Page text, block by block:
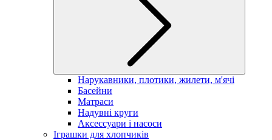
Нарукавники, плотики, жилети, м'ячі
Басейни
Матраси
Надувні круги
Аксессуари і насоси
Іграшки для хлопчиків